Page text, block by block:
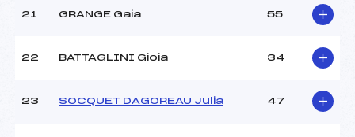
21 GRANGE Gaia 55
22 BATTAGLINI Gioia 34
23 SOCQUET DAGOREAU Julia 47